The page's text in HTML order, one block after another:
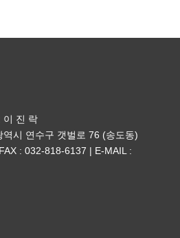
이 진 락
시 연수구 갯벌로 76 (송도동)
: 032-818-6137 | E-MAIL :